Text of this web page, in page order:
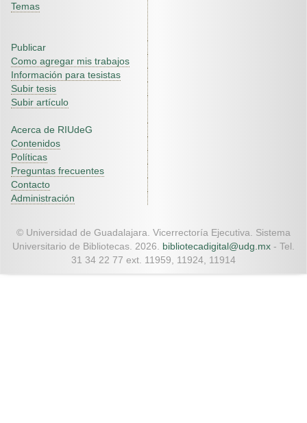
Temas
Publicar
Como agregar mis trabajos
Información para tesistas
Subir tesis
Subir artículo
Acerca de RIUdeG
Contenidos
Políticas
Preguntas frecuentes
Contacto
Administración
© Universidad de Guadalajara. Vicerrectoría Ejecutiva. Sistema
Universitario de Bibliotecas. 2026. bibliotecadigital@udg.mx - Tel.
31 34 22 77 ext. 11959, 11924, 11914